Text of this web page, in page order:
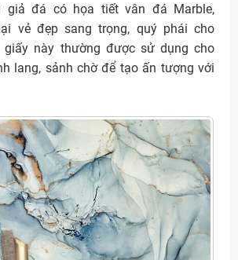
giả đá có họa tiết vân đá Marble,
vẻ đẹp sang trọng, quý phái cho
giấy này thường được sử dụng cho
lang, sảnh chờ để tạo ấn tượng với